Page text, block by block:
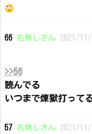
66 名無しさん 2021/
>>56
読んでる
いつまで煉獄打って
57 名無しさん 2021/